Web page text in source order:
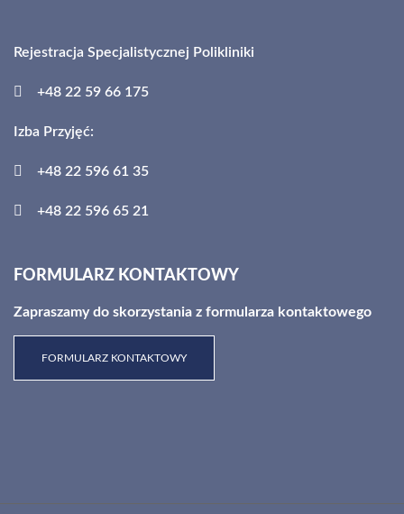
Rejestracja Specjalistycznej Polikliniki
+48 22 59 66 175
Izba Przyjęć:
+48 22 596 61 35
+48 22 596 65 21
FORMULARZ KONTAKTOWY
Zapraszamy do skorzystania z formularza kontaktowego
FORMULARZ KONTAKTOWY